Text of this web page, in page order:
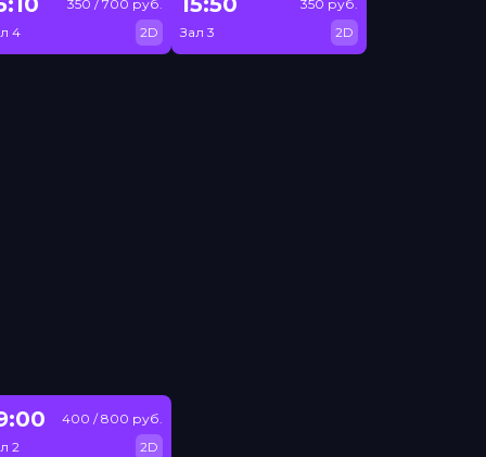
4
350 / 700 руб.
2D
Зал 3
350 руб.
2D
2
400 / 800 руб.
2D